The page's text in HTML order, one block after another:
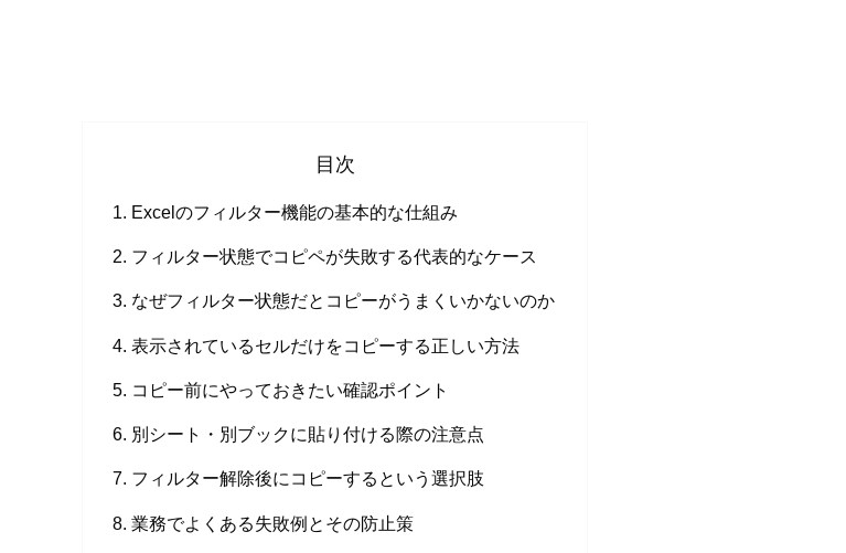
目次
Excelのフィルター機能の基本的な仕組み
フィルター状態でコピペが失敗する代表的なケース
なぜフィルター状態だとコピーがうまくいかないのか
表示されているセルだけをコピーする正しい方法
コピー前にやっておきたい確認ポイント
別シート・別ブックに貼り付ける際の注意点
フィルター解除後にコピーするという選択肢
業務でよくある失敗例とその防止策